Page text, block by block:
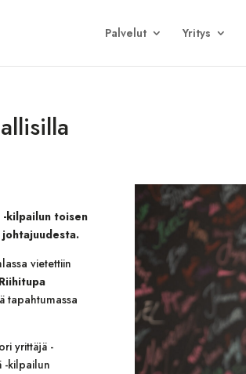
Palvelut Yritys
kilpailun toisen
vietettiin
tapahtumassa
yrittäjä -
-kilpailun